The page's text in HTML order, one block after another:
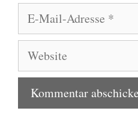
E-
Mail-
Adresse
Website